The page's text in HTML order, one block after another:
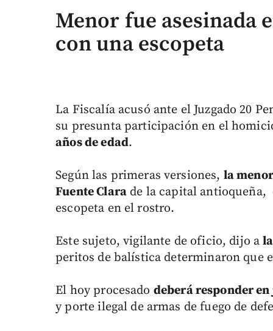
Menor fue asesinada
con una escopeta
La Fiscalía acusó ante el Juzgado 20
su presunta participación en el
años de edad.
Según las primeras versiones, la
Fuente Clara de la capital antioqueña,
escopeta en el rostro.
Este sujeto, vigilante de oficio, dijo a
peritos de balística determinaron que
El hoy procesado deberá responder
y porte ilegal de armas de fuego de